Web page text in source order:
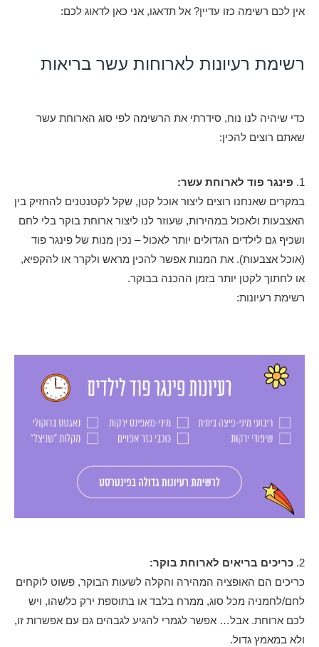
אין לכם רשימה כזו עדיין? אל תדאגו, אני כאן לדאוג לכם:
רשימת רעיונות לארוחות עשר בריאות
כדי שיהיה לנו נוח, סידרתי את הרשימה לפי סוג הארוחת עשר
שאתם רוצים להכין:
1.
פינגר פוד לארוחת עשר:
במקרים שאנחנו רוצים ליצור אוכל קטן, שקל לקטנטנים להחזיק בין
האצבעות ולאכול במהירות, שעוזר לנו ליצור ארוחת בוקר בלי לחם
ושכיף גם לילדים הגדולים יותר לאכול – נכין מנות של פינגר פוד
(אוכל אצבעות). את המנות אפשר להכין מראש ולקרר או להקפיא,
או לחתוך לקטן יותר בזמן ההכנה בבוקר.
רשימת רעיונות:
2. כריכים בריאים לארוחת בוקר:
כריכים הם האופציה המהירה והקלה לשעות הבוקר, פשוט לוקחים
לחם/לחמניה מכל סוג, ממרח בלבד או בתוספת ירק כלשהו, ויש
לכם ארוחת. אבל… אפשר לגמרי להגיע לגבהים גם עם אפשרות זו,
ולא במאמץ גדול.